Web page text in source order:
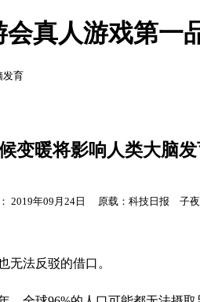
真人游戏第一
发育
变暖将影响人类大脑
2019年09月24日 原载：科技日报 子夜
法反驳的借口。